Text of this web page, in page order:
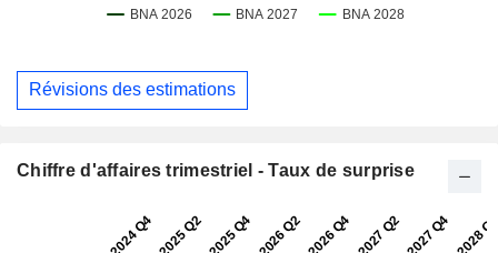
Révisions des estimations
Chiffre d'affaires trimestriel - Taux de surprise